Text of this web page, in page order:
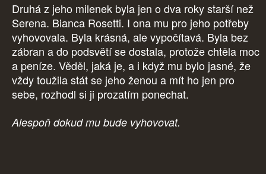
Druhá z jeho milenek byla jen o dva roky starší než
Serena. Bianca Rosetti. I ona mu pro jeho potřeby
vyhovovala. Byla krásná, ale vypočítavá. Byla bez
zábran a do podsvětí se dostala, protože chtěla moc
a peníze. Věděl, jaká je, a i když mu bylo jasné, že
vždy toužila stát se jeho ženou a mít ho jen pro
sebe, rozhodl si ji prozatím ponechat.
Alespoň dokud mu bude vyhovovat.